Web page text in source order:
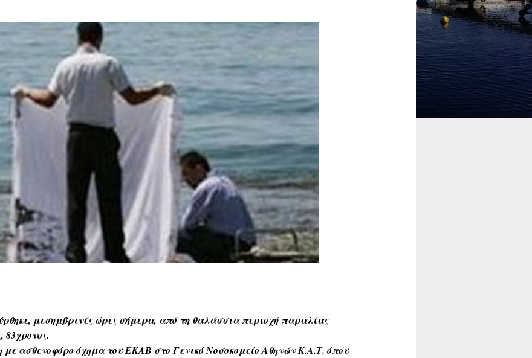
μεσημβρινές ώρες σήμερα, από τη θαλάσσια περιοχή παραλίας
όχημα του ΕΚΑΒ στο Γενικό Νοσοκομείο Αθηνών Κ.Α.Τ. όπου